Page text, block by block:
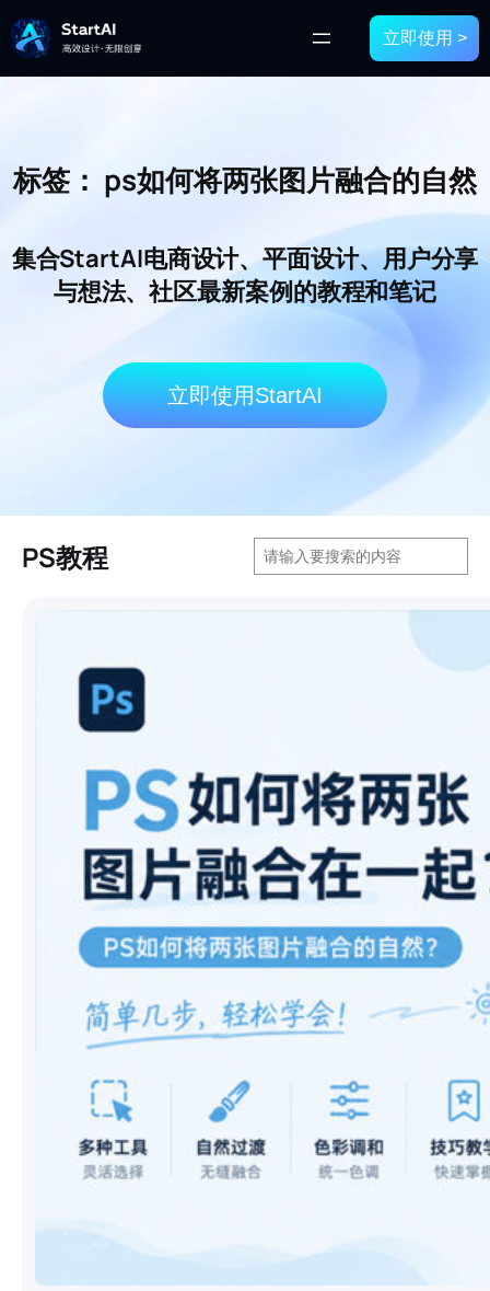
立即使用 >
标签： ps如何将两张图片融合的自然
集合StartAI电商设计、平面设计、用户分享
与想法、社区最新案例的教程和笔记
立即使用StartAI
PS教程
搜
索